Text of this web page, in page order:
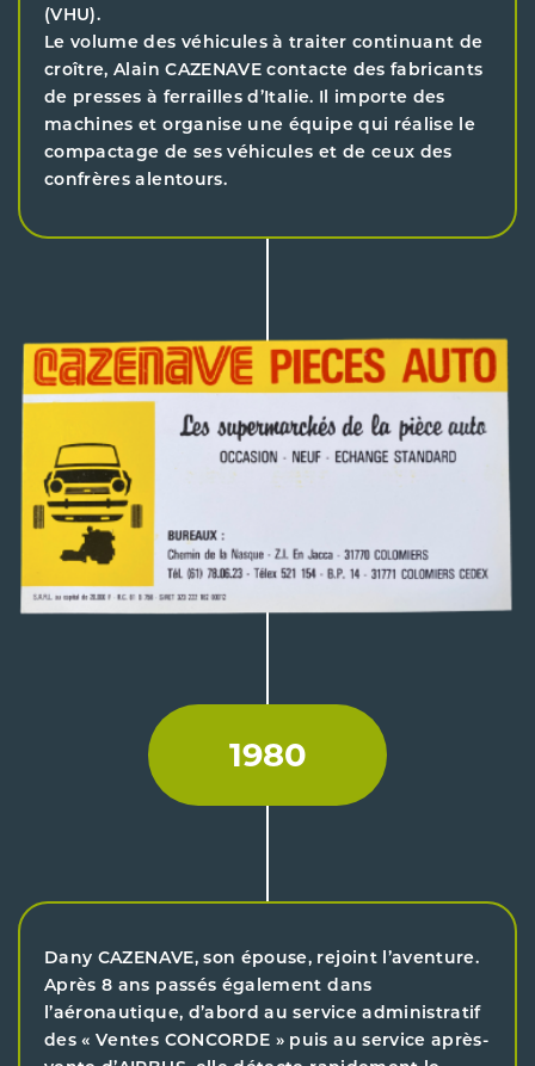
(VHU).
Le volume des véhicules à traiter continuant de
croître, Alain CAZENAVE contacte des fabricants
de presses à ferrailles d’Italie. Il importe des
machines et organise une équipe qui réalise le
compactage de ses véhicules et de ceux des
confrères alentours.
1980
Dany CAZENAVE, son épouse, rejoint l’aventure.
Après 8 ans passés également dans
l’aéronautique, d’abord au service administratif
des « Ventes CONCORDE » puis au service après-